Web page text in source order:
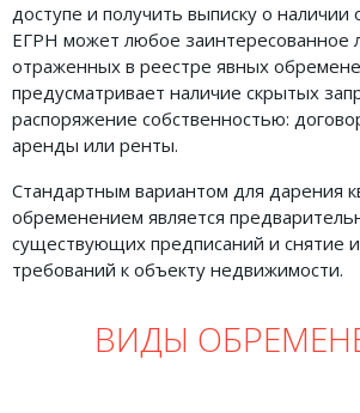
доступе и получить выписку о
ЕГРН может любое заинтересованное
отраженных в реестре явных
предусматривает наличие скрытых
распоряжение собственностью:
аренды или ренты.
Стандартным вариантом для дарения
обременением является
существующих предписаний и снятие
требований к объекту недвижимости.
ВИДЫ